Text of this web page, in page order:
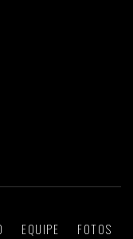
EQUIPE
FOTOS